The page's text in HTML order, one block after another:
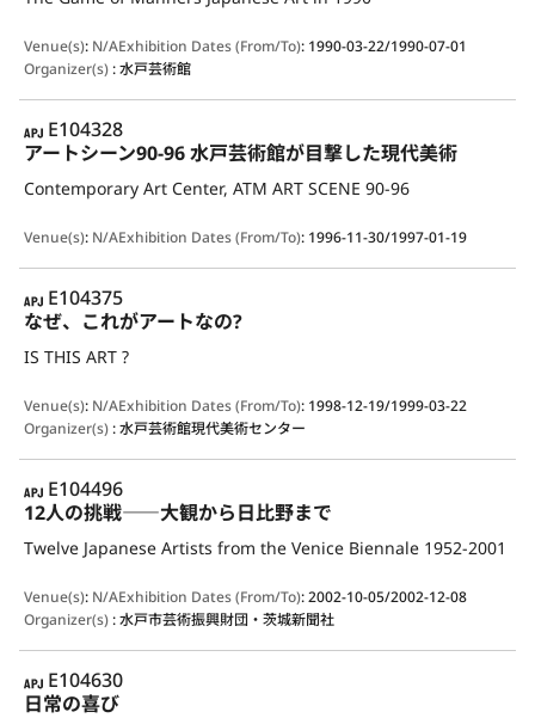
Venue(s): N/AExhibition Dates (From/To): 1990-03-22/1990-07-01
Organizer(s):水戸芸術館
APJ
E104328
アートシーン90-96 水戸芸術館が目撃した現代美術
Contemporary Art Center, ATM ART SCENE 90-96
Venue(s): N/AExhibition Dates (From/To): 1996-11-30/1997-01-19
APJ
E104375
なぜ、これがアートなの?
IS THIS ART ?
Venue(s): N/AExhibition Dates (From/To): 1998-12-19/1999-03-22
Organizer(s):水戸芸術館現代美術センター
APJ
E104496
12人の挑戦――大観から日比野まで
Twelve Japanese Artists from the Venice Biennale 1952-2001
Venue(s): N/AExhibition Dates (From/To):2002-10-05/2002-12-08
Organizer(s):水戸市芸術振興財団・茨城新聞社
APJ
E104630
日常の喜び